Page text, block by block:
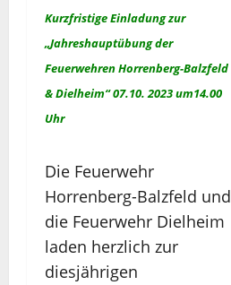
Kurzfristige Einladung zur
„Jahreshauptübung der
Feuerwehren Horrenberg-Balzfeld
& Dielheim“ 07.10. 2023 um14.00
Uhr
Die Feuerwehr
Horrenberg-Balzfeld und
die Feuerwehr Dielheim
laden herzlich zur
diesjährigen